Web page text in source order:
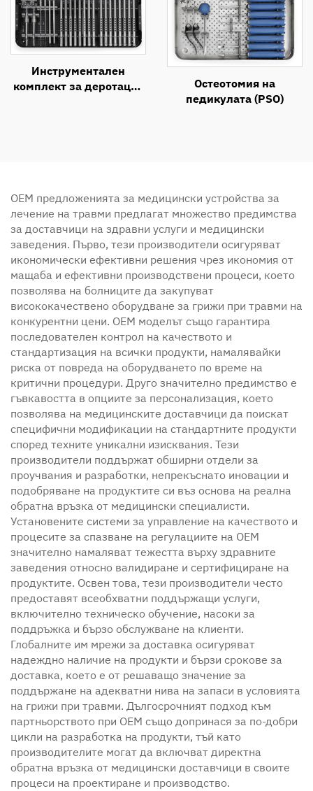
Инструментален
комплект за деротация
Остеотомия на
педикулата (PSO)
OEM предложенията за медицински устройства за
лечение на травми предлагат множество предимства
за доставчици на здравни услуги и медицински
заведения. Първо, тези производители осигуряват
икономически ефективни решения чрез икономия от
мащаба и ефективни производствени процеси, което
позволява на болниците да закупуват
висококачествено оборудване за грижи при травми на
конкурентни цени. OEM моделът също гарантира
последователен контрол на качеството и
стандартизация на всички продукти, намалявайки
риска от повреда на оборудването по време на
критични процедури. Друго значително предимство е
гъвкавостта в опциите за персонализация, което
позволява на медицинските доставчици да поискат
специфични модификации на стандартните продукти
според техните уникални изисквания. Тези
производители поддържат обширни отдели за
проучвания и разработки, непрекъснато иновации и
подобряване на продуктите си въз основа на реална
обратна връзка от медицински специалисти.
Установените системи за управление на качеството и
процесите за спазване на регулациите на OEM
значително намаляват тежестта върху здравните
заведения относно валидиране и сертифициране на
продуктите. Освен това, тези производители често
предоставят всеобхватни поддържащи услуги,
включително техническо обучение, насоки за
поддръжка и бързо обслужване на клиенти.
Глобалните им мрежи за доставка осигуряват
надеждно наличие на продукти и бързи срокове за
доставка, което е от решаващо значение за
поддържане на адекватни нива на запаси в условията
на грижи при травми. Дългосрочният подход към
партньорството при OEM също допринася за по-добри
цикли на разработка на продукти, тъй като
производителите могат да включват директна
обратна връзка от медицински доставчици в своите
процеси на проектиране и производство.